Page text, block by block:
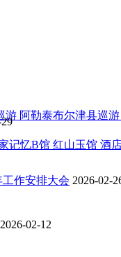
游 阿勒泰布尔津县巡游
记忆B馆 红山玉馆 酒
作安排大会 2026-02-
2026-02-12